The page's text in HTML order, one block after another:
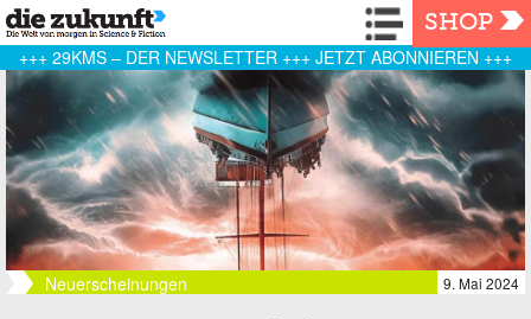
Navigation
SHOP
+++ 29KMS – DER NEWSLETTER +++ JETZT ABONNIEREN +++
Neuerscheinungen 9. Mai 2024